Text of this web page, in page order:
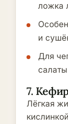
ложка
и
Для
7.
Лёгкая